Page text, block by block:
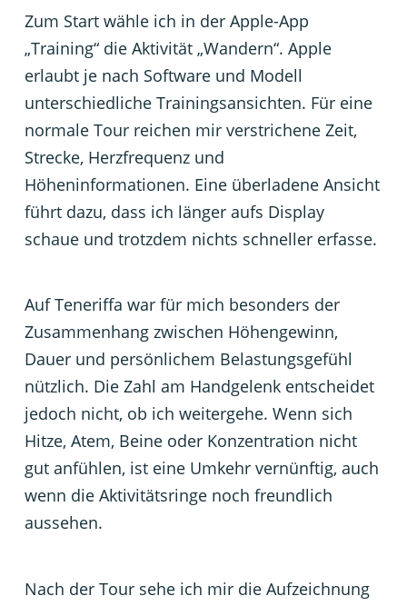
Zum Start wähle ich in der Apple-App
„Training“ die Aktivität „Wandern“. Apple
erlaubt je nach Software und Modell
unterschiedliche Trainingsansichten. Für eine
normale Tour reichen mir verstrichene Zeit,
Strecke, Herzfrequenz und
Höheninformationen. Eine überladene Ansicht
führt dazu, dass ich länger aufs Display
schaue und trotzdem nichts schneller erfasse.
Auf Teneriffa war für mich besonders der
Zusammenhang zwischen Höhengewinn,
Dauer und persönlichem Belastungsgefühl
nützlich. Die Zahl am Handgelenk entscheidet
jedoch nicht, ob ich weitergehe. Wenn sich
Hitze, Atem, Beine oder Konzentration nicht
gut anfühlen, ist eine Umkehr vernünftig, auch
wenn die Aktivitätsringe noch freundlich
aussehen.
Nach der Tour sehe ich mir die Aufzeichnung